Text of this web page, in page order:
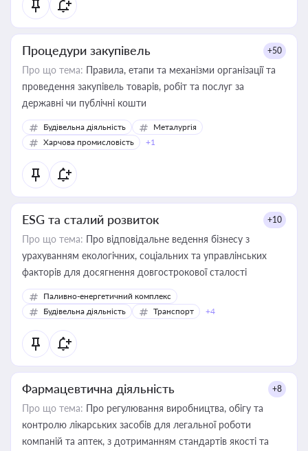
Процедури закупівель +50
Про що тема: Правила, етапи та механізми організації та
проведення закупівель товарів, робіт та послуг за
державні чи публічні кошти
Будівельна діяльність
Металургія
Харчова промисловість
+1
ESG та сталий розвиток +10
Про що тема: Про відповідальне ведення бізнесу з
урахуванням екологічних, соціальних та управлінських
факторів для досягнення довгострокової сталості
Паливно-енергетичний комплекс
Будівельна діяльність
Транспорт +4
Фармацевтична діяльність +8
Про що тема: Про регулювання виробництва, обігу та
контролю лікарських засобів для легальної роботи
компаній та аптек, з дотриманням стандартів якості та